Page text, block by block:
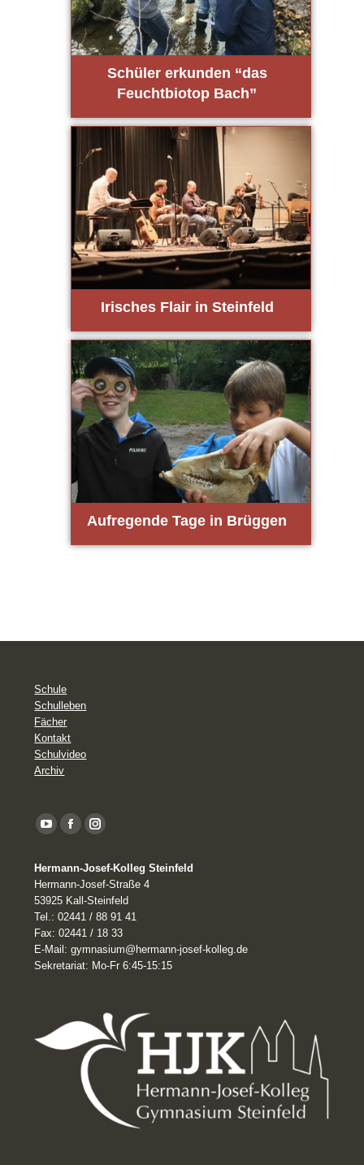
Schü­ler erkun­den “das
Feucht­bio­top Bach”
Iri­sches Flair in Stein­feld
Auf­re­gen­de Tage in Brüg­gen
Schule
Schulleben
Fächer
Kontakt
Schulvideo
Archiv
YouTube
opens
in
new
window
FacebookInstagram
Hermann-Josef-Kolleg Steinfeld
Hermann-Josef-Straße 4
53925 Kall-Steinfeld
Tel.: 02441 / 88 91 41
Fax: 02441 / 18 33
E-Mail: gymnasium@hermann-josef-kolleg.de
Sekretariat: Mo-Fr 6:45-15:15